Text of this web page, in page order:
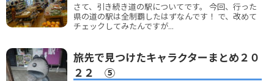
さて、引き続き道の駅についてです。 今回、行った
県の道の駅は全制覇したはずなんです！ で、改めて
チェックしてみたんですが...
旅先で見つけたキャラクターまとめ２０
２２ ⑤